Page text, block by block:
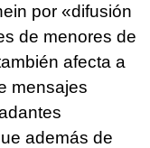
por «difusión
de menores de
afecta a
mensajes
además de